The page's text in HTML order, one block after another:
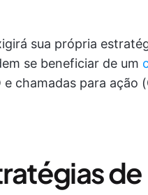
sua própria
se beneficiar de um
chamadas para ação
de